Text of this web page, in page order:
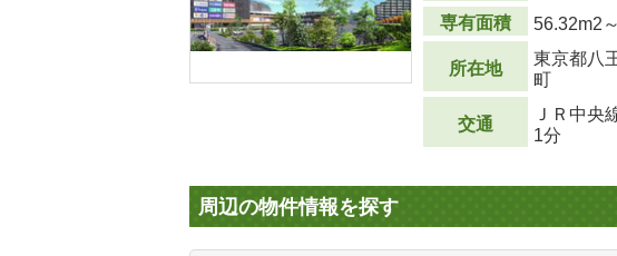
専有面積
56.32m2
所在地
東京都八
町
交通
ＪＲ中央
1分
周辺の物件情報を探す